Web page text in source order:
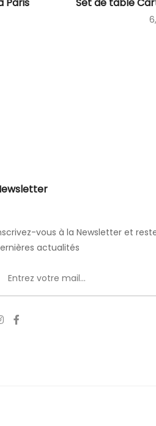
Paris Set de table
vous à la Newsletter et
actualités